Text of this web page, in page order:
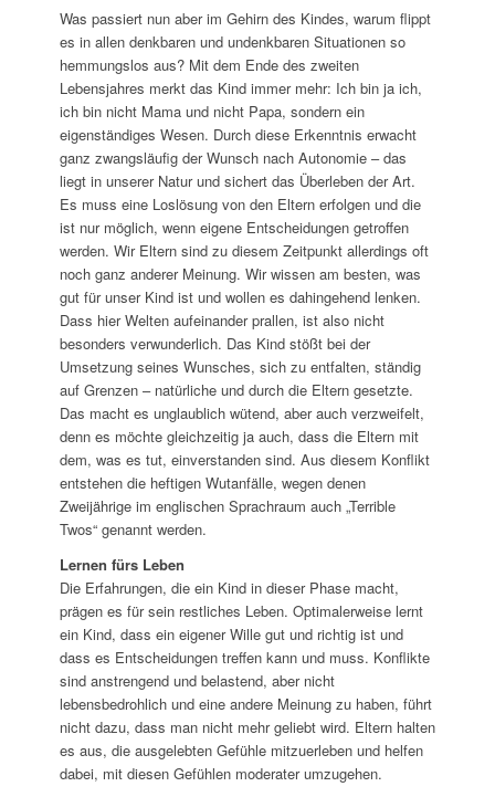
Was passiert nun aber im Gehirn des Kindes, warum flippt
es in allen denkbaren und undenkbaren Situationen so
hemmungslos aus? Mit dem Ende des zweiten
Lebensjahres merkt das Kind immer mehr: Ich bin ja ich,
ich bin nicht Mama und nicht Papa, sondern ein
eigenständiges Wesen. Durch diese Erkenntnis erwacht
ganz zwangsläufig der Wunsch nach Autonomie – das
liegt in unserer Natur und sichert das Überleben der Art.
Es muss eine Loslösung von den Eltern erfolgen und die
ist nur möglich, wenn eigene Entscheidungen getroffen
werden. Wir Eltern sind zu diesem Zeitpunkt allerdings oft
noch ganz anderer Meinung. Wir wissen am besten, was
gut für unser Kind ist und wollen es dahingehend lenken.
Dass hier Welten aufeinander prallen, ist also nicht
besonders verwunderlich. Das Kind stößt bei der
Umsetzung seines Wunsches, sich zu entfalten, ständig
auf Grenzen – natürliche und durch die Eltern gesetzte.
Das macht es unglaublich wütend, aber auch verzweifelt,
denn es möchte gleichzeitig ja auch, dass die Eltern mit
dem, was es tut, einverstanden sind. Aus diesem Konflikt
entstehen die heftigen Wutanfälle, wegen denen
Zweijährige im englischen Sprachraum auch „Terrible
Twos“ genannt werden.
Lernen fürs Leben
Die Erfahrungen, die ein Kind in dieser Phase macht,
prägen es für sein restliches Leben. Optimalerweise lernt
ein Kind, dass ein eigener Wille gut und richtig ist und
dass es Entscheidungen treffen kann und muss. Konflikte
sind anstrengend und belastend, aber nicht
lebensbedrohlich und eine andere Meinung zu haben, führt
nicht dazu, dass man nicht mehr geliebt wird. Eltern halten
es aus, die ausgelebten Gefühle mitzuerleben und helfen
dabei, mit diesen Gefühlen moderater umzugehen.